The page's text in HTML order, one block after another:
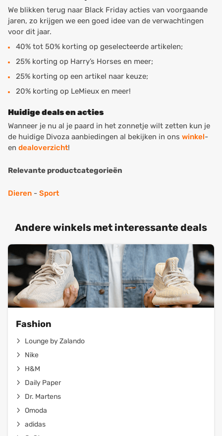
We blikken terug naar Black Friday acties van voorgaande
jaren, zo krijgen we een goed idee van de verwachtingen
voor dit jaar.
40% tot 50% korting op geselecteerde artikelen;
25% korting op Harry’s Horses en meer;
25% korting op een artikel naar keuze;
20% korting op LeMieux en meer!
Huidige deals en acties
Wanneer je nu al je paard in het zonnetje wilt zetten kun je
de huidige Divoza aanbiedingen al bekijken in ons winkel-
en dealoverzicht!
Relevante productcategorieën
Dieren - Sport
Andere winkels met interessante deals
Fashion
Lounge by Zalando
Nike
H&M
Daily Paper
Dr. Martens
Omoda
adidas